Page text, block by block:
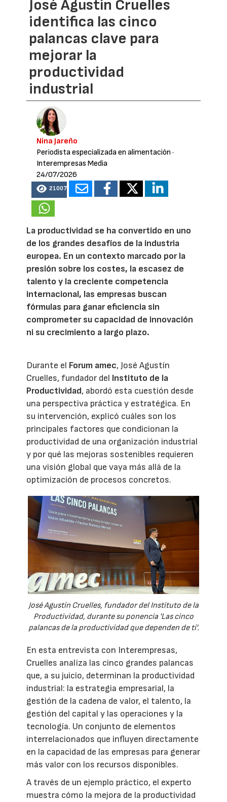
José Agustín Cruelles
identifica las cinco
palancas clave para
mejorar la
productividad
industrial
Nina Jareño
Periodista especializada en alimentación ·
Interempresas Media
24/07/2026
21007
La productividad se ha convertido en uno
de los grandes desafíos de la industria
europea. En un contexto marcado por la
presión sobre los costes, la escasez de
talento y la creciente competencia
internacional, las empresas buscan
fórmulas para ganar eficiencia sin
comprometer su capacidad de innovación
ni su crecimiento a largo plazo.
Durante el Forum amec, José Agustín
Cruelles, fundador del Instituto de la
Productividad, abordó esta cuestión desde
una perspectiva práctica y estratégica. En
su intervención, explicó cuáles son los
principales factores que condicionan la
productividad de una organización industrial
y por qué las mejoras sostenibles requieren
una visión global que vaya más allá de la
optimización de procesos concretos.
José Agustín Cruelles, fundador del Instituto de la
Productividad, durante su ponencia 'Las cinco
palancas de la productividad que dependen de ti'.
En esta entrevista con Interempresas,
Cruelles analiza las cinco grandes palancas
que, a su juicio, determinan la productividad
industrial: la estrategia empresarial, la
gestión de la cadena de valor, el talento, la
gestión del capital y las operaciones y la
tecnología. Un conjunto de elementos
interrelacionados que influyen directamente
en la capacidad de las empresas para generar
más valor con los recursos disponibles.
A través de un ejemplo práctico, el experto
muestra cómo la mejora de la productividad